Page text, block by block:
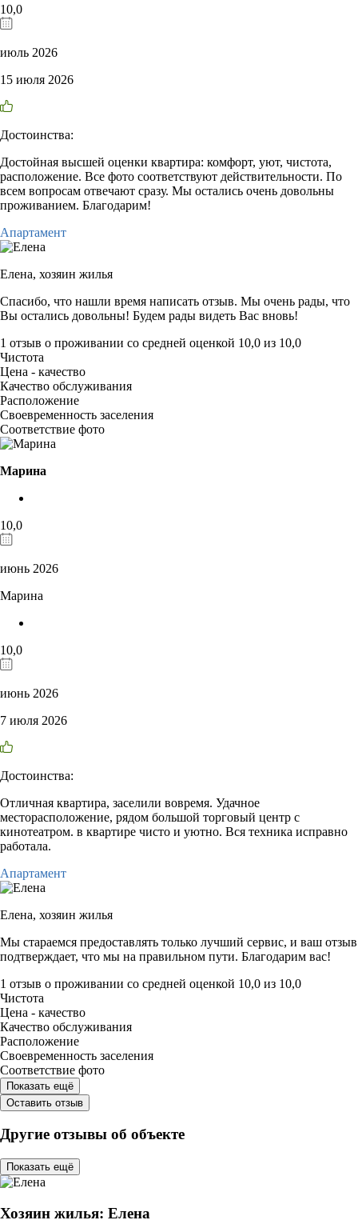
10,0
июль 2026
15 июля 2026
Достоинства:
Достойная высшей оценки квартира: комфорт, уют, чистота,
расположение. Все фото соответствуют действительности. По
всем вопросам отвечают сразу. Мы остались очень довольны
проживанием. Благодарим!
Апартамент
Елена, хозяин жилья
Спасибо, что нашли время написать отзыв. Мы очень рады, что
Вы остались довольны! Будем рады видеть Вас вновь!
1 отзыв о проживании со средней оценкой 10,0 из 10,0
Чистота
Цена - качество
Качество обслуживания
Расположение
Своевременность заселения
Соответствие фото
Марина
10,0
июнь 2026
Марина
10,0
июнь 2026
7 июля 2026
Достоинства:
Отличная квартира, заселили вовремя. Удачное
месторасположение, рядом большой торговый центр с
кинотеатром. в квартире чисто и уютно. Вся техника исправно
работала.
Апартамент
Елена, хозяин жилья
Мы стараемся предоставлять только лучший сервис, и ваш отзыв
подтверждает, что мы на правильном пути. Благодарим вас!
1 отзыв о проживании со средней оценкой 10,0 из 10,0
Чистота
Цена - качество
Качество обслуживания
Расположение
Своевременность заселения
Соответствие фото
Показать ещё
Оставить отзыв
Другие отзывы об объекте
Показать ещё
Хозяин жилья: Елена